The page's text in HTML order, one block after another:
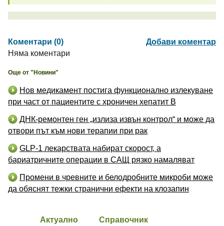
Коментари (0)
Добави коментар
Няма коментари
Още от "Новини"
Нов медикамент постига функционално излекуване
при част от пациентите с хроничен хепатит B
ДНК-ремонтен ген „излиза извън контрол“ и може да
отвори път към нови терапии при рак
GLP-1 лекарствата набират скорост, а
бариатричните операции в САЩ рязко намаляват
Промени в чревните и белодробните микроби може
да обяснят тежки странични ефекти на клозапин
Актуално Справочник